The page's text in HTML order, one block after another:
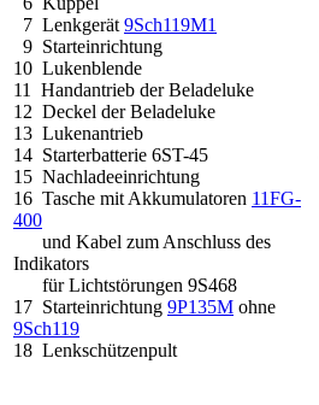
7 Lenkgerät 9Sch119M1
9 Starteinrichtung
10 Lukenblende
11 Handantrieb der Beladeluke
12 Deckel der Beladeluke
13 Lukenantrieb
14 Starterbatterie 6ST-45
15 Nachladeeinrichtung
16 Tasche mit Akkumulatoren 11FG-
400
und Kabel zum Anschluss des
Indikators
für Lichtstörungen 9S468
17 Starteinrichtung 9P135M ohne
9Sch119
18 Lenkschützenpult